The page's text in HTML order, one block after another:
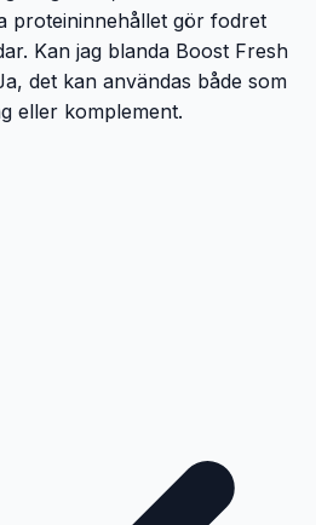
proteininnehållet gör fodret
Kan jag blanda Boost Fresh
det kan användas både som
eller komplement.